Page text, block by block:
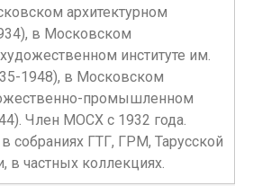
архитектурном
в Московском
институте им.
1948), в Московском
промышленном
Член МОСХ с 1932 года.
собраниях ГТГ, ГРМ, Тарусской
в частных коллекциях.